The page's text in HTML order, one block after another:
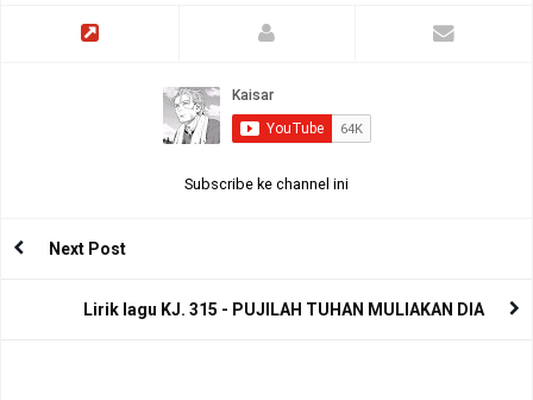
Subscribe ke channel ini
Next Post
Lirik lagu KJ. 315 - PUJILAH TUHAN MULIAKAN DIA